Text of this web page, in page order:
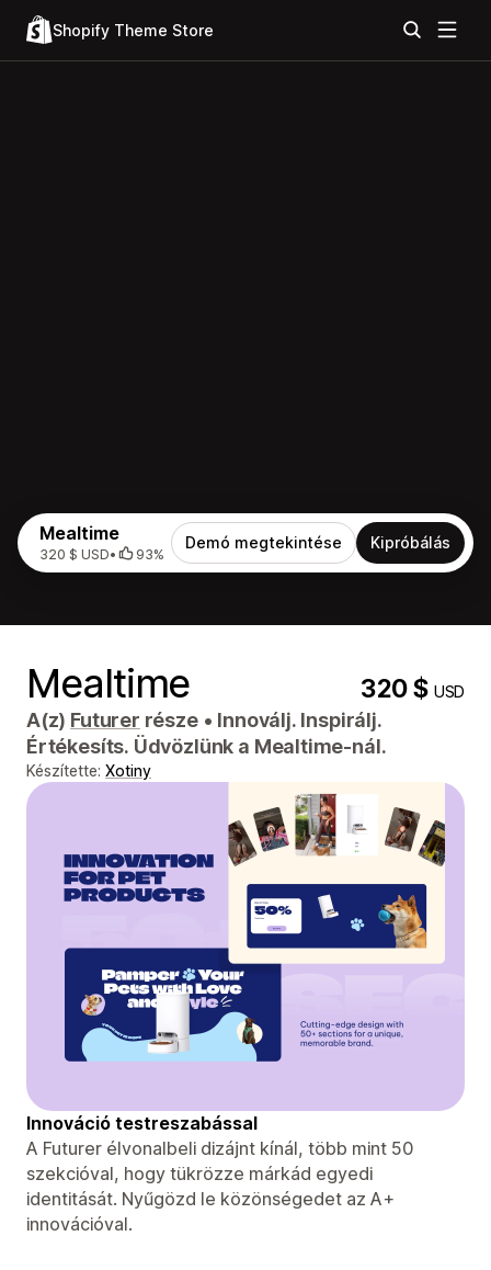
Shopify Theme Store
Mealtime
320 $ USD• 93%
Demó megtekintése Kipróbálás
Mealtime 320 $USD
A(z) Futurer része • Innoválj. Inspirálj.
Értékesíts. Üdvözlünk a Mealtime-nál.
Készítette: Xotiny
Innováció testreszabással
A Futurer élvonalbeli dizájnt kínál, több mint 50
szekcióval, hogy tükrözze márkád egyedi
identitását. Nyűgözd le közönségedet az A+
innovációval.